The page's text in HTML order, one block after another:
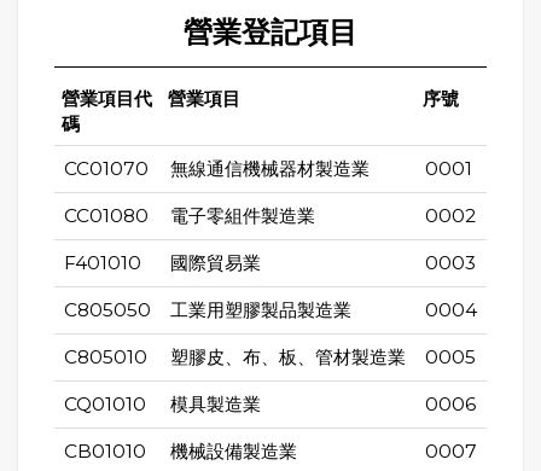
營業登記項目
營業項目代
碼
營業項目 序號
CC01070 無線通信機械器材製造業 0001
CC01080 電子零組件製造業 0002
F401010 國際貿易業 0003
C805050 工業用塑膠製品製造業 0004
C805010 塑膠皮、布、板、管材製造業 0005
CQ01010 模具製造業 0006
CB01010 機械設備製造業 0007